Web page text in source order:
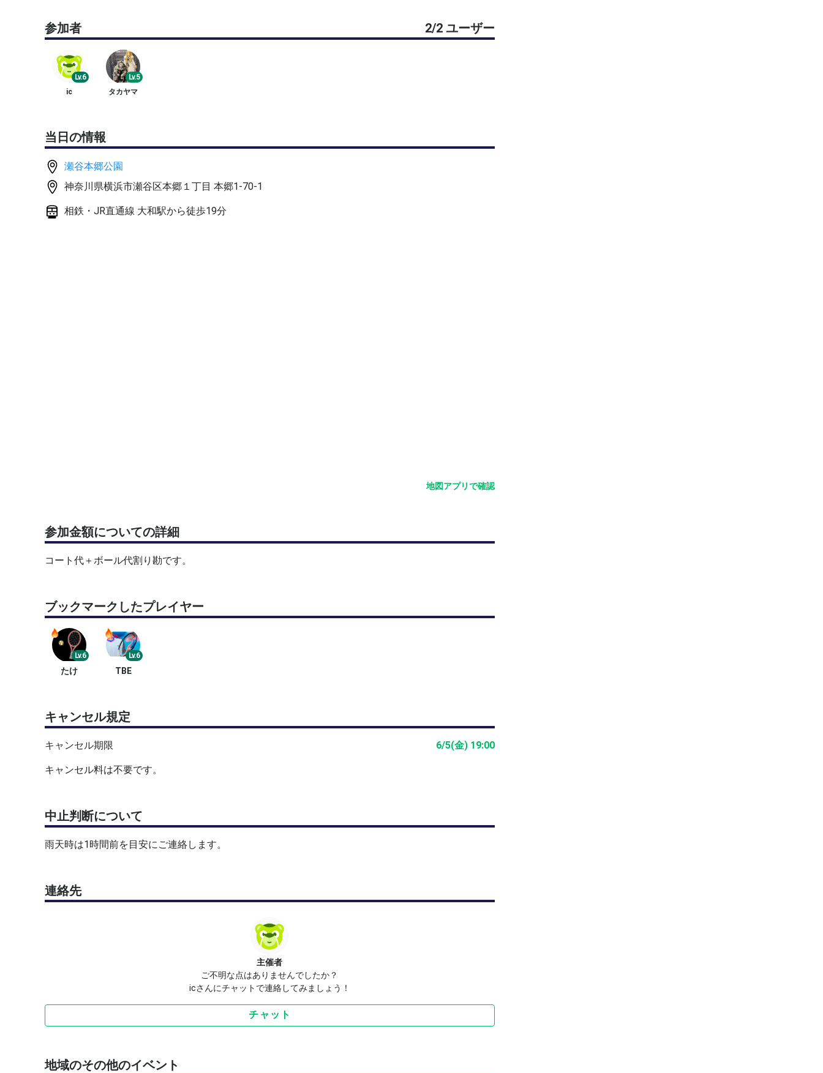
りさせていただく場合があります。これらの点をご了承いただける方のみ申し込みをお願いします。
それではよろしくお願いします。
参加者 2/2 ユーザー
Lv.6
ic
Lv.5
タカヤマ
当日の情報
瀬谷本郷公園
神奈川県横浜市瀬谷区本郷１丁目 本郷1-70-1
相鉄・JR直通線 大和駅から徒歩19分
地図アプリで確認
参加金額についての詳細
コート代＋ボール代割り勘です。
ブックマークしたプレイヤー
Lv.6
たけ
Lv.6
TBE
キャンセル規定
キャンセル期限 6/5(金) 19:00
キャンセル料は不要です。
中止判断について
雨天時は1時間前を目安にご連絡します。
連絡先
主催者
ご不明な点はありませんでしたか？
icさんにチャットで連絡してみましょう！
チャット
地域のその他のイベント